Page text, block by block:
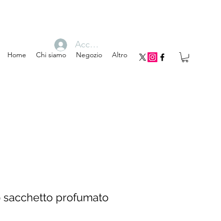
Home Chi siamo Negozio Altro
Accedi
sacchetto profumato